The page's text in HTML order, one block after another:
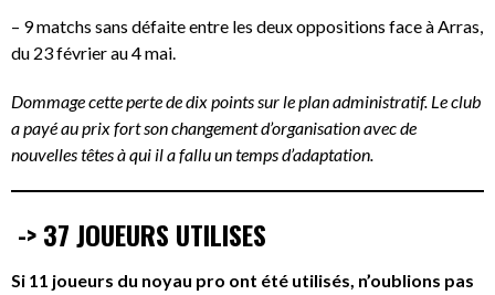
– 9 matchs sans défaite entre les deux oppositions face à Arras,
du 23 février au 4 mai.
Dommage cette perte de dix points sur le plan administratif. Le club
a payé au prix fort son changement d’organisation avec de
nouvelles têtes à qui il a fallu un temps d’adaptation.
-> 37 JOUEURS UTILISES
Si 11 joueurs du noyau pro ont été utilisés, n’oublions pas